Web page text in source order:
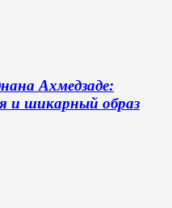
Ахмедзаде:
и шикарный образ